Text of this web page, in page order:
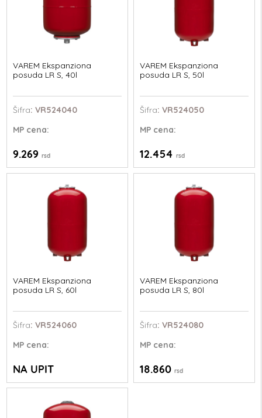
VAREM Ekspanziona
posuda LR S, 40l
Šifra: VR524040
MP cena:
9.269rsd
VAREM Ekspanziona
posuda LR S, 50l
Šifra: VR524050
MPcena:
12.454 rsd
VAREM Ekspanziona
posuda LR S, 60l
Šifra: VR524060
MP cena:
NA UPIT
VAREM Ekspanziona
posuda LR S, 80l
Šifra: VR524080
MPcena:
18.860 rsd